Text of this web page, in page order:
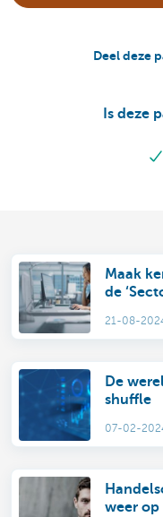
Is deze
Deel deze
Maak
de
21-08-
De
shuffle
07-02-
weer op